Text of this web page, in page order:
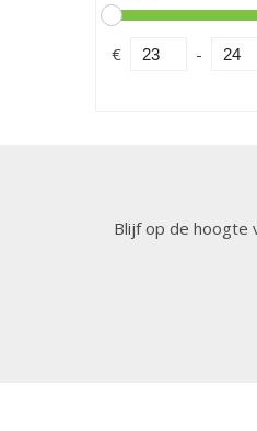
€ -
Blijf op de hoogte